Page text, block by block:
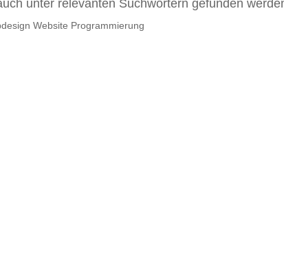
unter relevanten Suchwörtern gefunden